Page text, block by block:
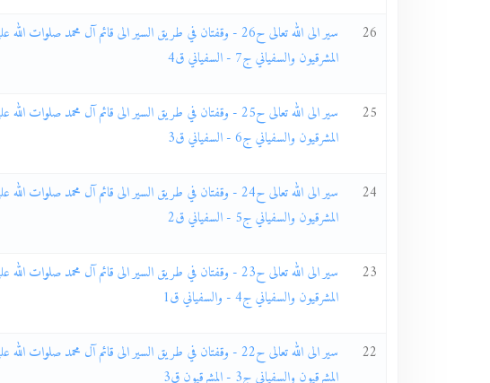
26
سير الى الله تعالى ح26 - وقفتان في طريق السير الى قائم آل محمد صلوات الله
المشرقيون والسفياني ج7 - السفياني ق4
25
سير الى الله تعالى ح25 - وقفتان في طريق السير الى قائم آل محمد صلوات الله
المشرقيون والسفياني ج6 - السفياني ق3
24
سير الى الله تعالى ح24 - وقفتان في طريق السير الى قائم آل محمد صلوات الله
المشرقيون والسفياني ج5 - السفياني ق2
23
سير الى الله تعالى ح23 - وقفتان في طريق السير الى قائم آل محمد صلوات الله
المشرقيون والسفياني ج4 - والسفياني ق1
22
سير الى الله تعالى ح22 - وقفتان في طريق السير الى قائم آل محمد صلوات الله
المشرقيون والسفياني ج3 - المشرقيون ق3